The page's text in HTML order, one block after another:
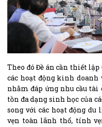
Theo đó Đề án cần thiết
các hoạt động kinh doanh
nhằm đáp ứng nhu cầu tài
tồn đa dạng sinh học của
song với các hoạt động
vẹn toàn lãnh thổ, tính